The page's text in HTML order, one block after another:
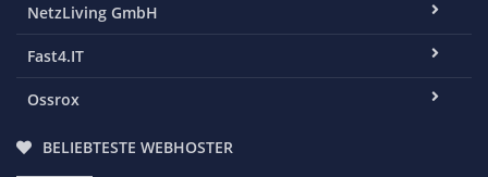
NetzLiving GmbH
Fast4.IT
Ossrox
BELIEBTESTE WEBHOSTER